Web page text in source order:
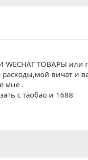
WECHAT ТОВАРЫ
вичат и
мне .
с таобао и 1688